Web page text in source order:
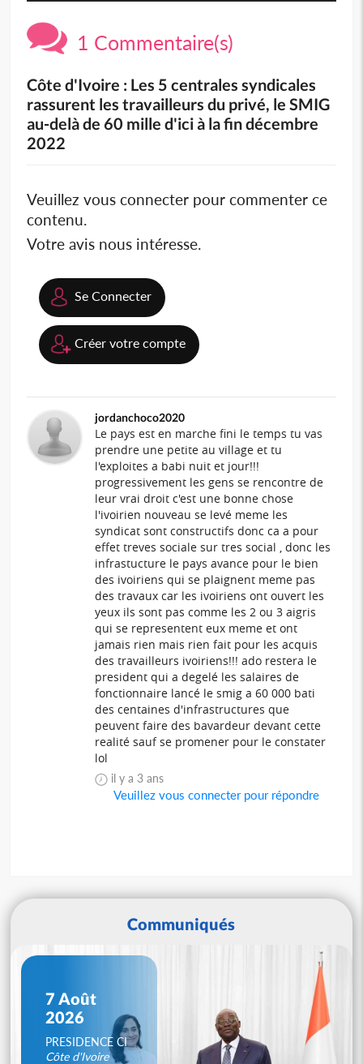
1 Commentaire(s)
Côte d'Ivoire : Les 5 centrales syndicales
rassurent les travailleurs du privé, le SMIG
au-delà de 60 mille d'ici à la fin décembre
2022
Veuillez vous connecter pour commenter ce
contenu.
Votre avis nous intéresse.
Se Connecter
Créer votre compte
jordanchoco2020
Le pays est en marche fini le temps tu vas
prendre une petite au village et tu
l'exploites a babi nuit et jour!!!
progressivement les gens se rencontre de
leur vrai droit c'est une bonne chose
l'ivoirien nouveau se levé meme les
syndicat sont constructifs donc ca a pour
effet treves sociale sur tres social , donc les
infrastucture le pays avance pour le bien
des ivoiriens qui se plaignent meme pas
des travaux car les ivoiriens ont ouvert les
yeux ils sont pas comme les 2 ou 3 aigris
qui se representent eux meme et ont
jamais rien mais rien fait pour les acquis
des travailleurs ivoiriens!!! ado restera le
president qui a degelé les salaires de
fonctionnaire lancé le smig a 60 000 bati
des centaines d'infrastructures que
peuvent faire des bavardeur devant cette
realité sauf se promener pour le constater
lol
il y a 3 ans
Veuillez vous connecter pour répondre
Communiqués
7 Août
2026
PRESIDENCE CI
Côte d'Ivoire